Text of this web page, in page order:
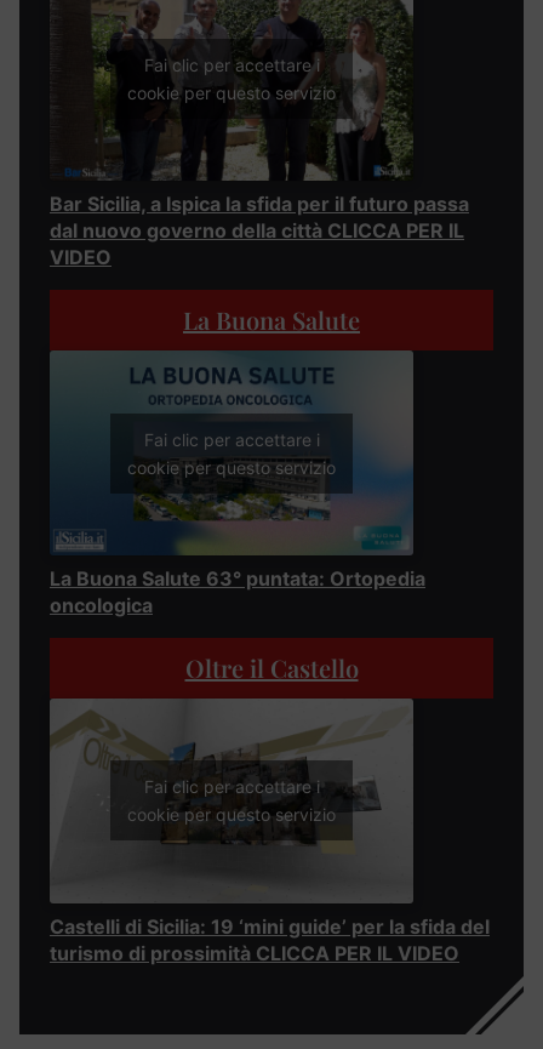
Fai clic per accettare i
cookie per questo servizio
Bar Sicilia, a Ispica la sfida per il futuro passa
dal nuovo governo della città CLICCA PER IL
VIDEO
La Buona Salute
Fai clic per accettare i
cookie per questo servizio
La Buona Salute 63° puntata: Ortopedia
oncologica
Oltre il Castello
Fai clic per accettare i
cookie per questo servizio
Castelli di Sicilia: 19 ‘mini guide’ per la sfida del
turismo di prossimità CLICCA PER IL VIDEO